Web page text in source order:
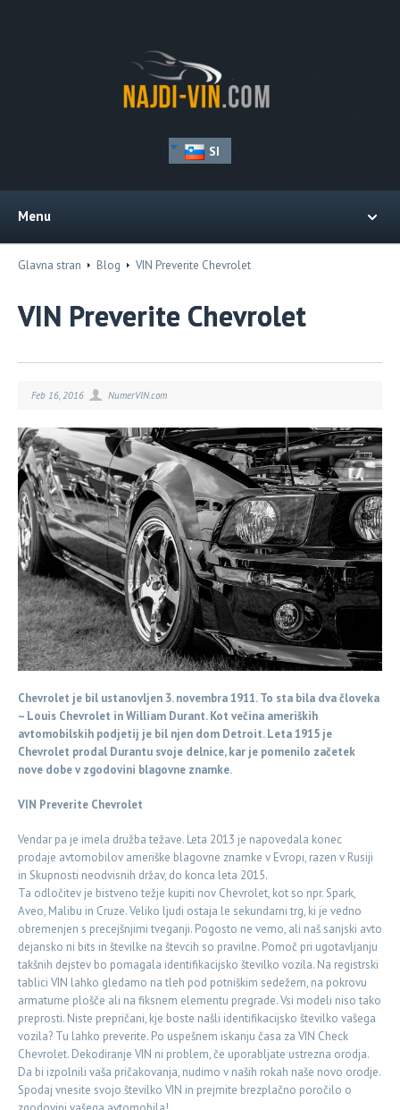
SI
Menu
Glavna stran Blog VIN Preverite Chevrolet
VIN Preverite Chevrolet
Feb 16, 2016 NumerVIN.com
Chevrolet je bil ustanovljen 3. novembra 1911. To sta bila dva človeka
– Louis Chevrolet in William Durant. Kot večina ameriških
avtomobilskih podjetij je bil njen dom Detroit. Leta 1915 je
Chevrolet prodal Durantu svoje delnice, kar je pomenilo začetek
nove dobe v zgodovini blagovne znamke.
VIN Preverite Chevrolet
Vendar pa je imela družba težave. Leta 2013 je napovedala konec
prodaje avtomobilov ameriške blagovne znamke v Evropi, razen v Rusiji
in Skupnosti neodvisnih držav, do konca leta 2015.
Ta odločitev je bistveno težje kupiti nov Chevrolet, kot so npr. Spark,
Aveo, Malibu in Cruze. Veliko ljudi ostaja le sekundarni trg, ki je vedno
obremenjen s precejšnjimi tveganji. Pogosto ne vemo, ali naš sanjski avto
dejansko ni bits in številke na števcih so pravilne. Pomoč pri ugotavljanju
takšnih dejstev bo pomagala identifikacijsko številko vozila. Na registrski
tablici VIN lahko gledamo na tleh pod potniškim sedežem, na pokrovu
armaturne plošče ali na fiksnem elementu pregrade. Vsi modeli niso tako
preprosti. Niste prepričani, kje boste našli identifikacijsko številko vašega
vozila? Tu lahko preverite. Po uspešnem iskanju časa za VIN Check
Chevrolet. Dekodiranje VIN ni problem, če uporabljate ustrezna orodja.
Da bi izpolnili vaša pričakovanja, nudimo v naših rokah naše novo orodje.
Spodaj vnesite svojo številko VIN in prejmite brezplačno poročilo o